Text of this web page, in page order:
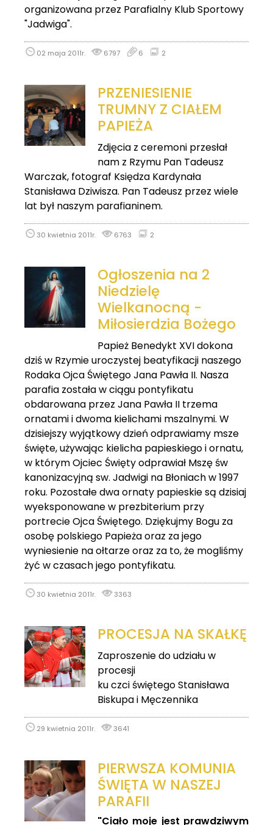
organizowana przez Parafialny Klub Sportowy
"Jadwiga".
02 maja 2011r. 6797 6 2
PRZENIESIENIE
TRUMNY Z CIAŁEM
PAPIEŻA
Zdjęcia z ceremoni przesłał
nam z Rzymu Pan Tadeusz
Warczak, fotograf Księdza Kardynała
Stanisława Dziwisza. Pan Tadeusz przez wiele
lat był naszym parafianinem.
30 kwietnia 2011r. 6763 2
Ogłoszenia na 2
Niedzielę
Wielkanocną -
Miłosierdzia Bożego
Papież Benedykt XVI dokona
dziś w Rzymie uroczystej beatyfikacji naszego
Rodaka Ojca Świętego Jana Pawła II. Nasza
parafia została w ciągu pontyfikatu
obdarowana przez Jana Pawła II trzema
ornatami i dwoma kielichami mszalnymi. W
dzisiejszy wyjątkowy dzień odprawiamy msze
święte, używając kielicha papieskiego i ornatu,
w którym Ojciec Święty odprawiał Mszę św
kanonizacyjną sw. Jadwigi na Błoniach w 1997
roku. Pozostałe dwa ornaty papieskie są dzisiaj
wyeksponowane w prezbiterium przy
portrecie Ojca Świętego. Dziękujmy Bogu za
osobę polskiego Papieża oraz za jego
wyniesienie na ołtarze oraz za to, że mogliśmy
żyć w czasach jego pontyfikatu.
30 kwietnia 2011r. 3363
PROCESJA NA SKAŁKĘ
Zaproszenie do udziału w
procesji
ku czci świętego Stanisława
Biskupa i Męczennika
29 kwietnia 2011r. 3641
PIERWSZA KOMUNIA
ŚWIĘTA W NASZEJ
PARAFII
"Ciało moje jest prawdziwym